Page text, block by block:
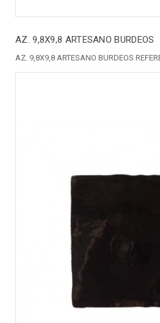
AZ. 9,8X9,8 ARTESANO BURDEOS
AZ. 9,8X9,8 ARTESANO BURDEOS